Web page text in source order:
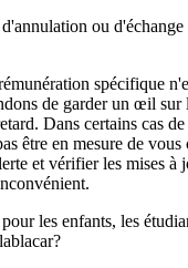
ou
spécifique
de garder un œil sur
Dans certains cas
être en mesure de vous
et vérifier les mises à
les enfants, les